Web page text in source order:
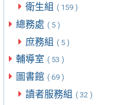
衛生組 ( 159 )
總務處 ( 5 )
庶務組 ( 5 )
輔導室 ( 53 )
圖書館 ( 69 )
讀者服務組 ( 32 )